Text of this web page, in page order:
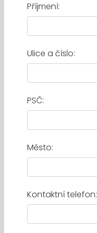
Příjmení:
Ulice a číslo:
PSČ:
Město:
Kontaktní telefon: